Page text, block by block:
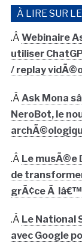
À LIRE SUR
.Â Webinaire
utiliser
/ replay
.Â Ask Mona
NeroBot, le
.Â Le musÃ©e
de
grÃ¢ce Ã
.Â Le National
avec Google